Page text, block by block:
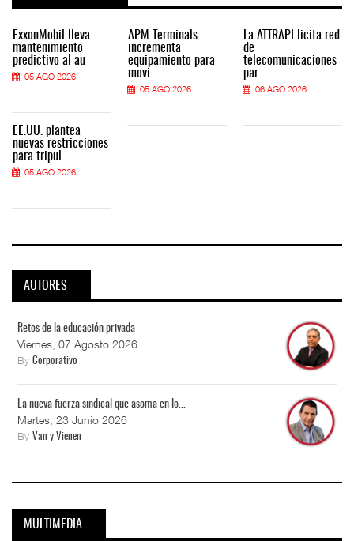
ExxonMobil lleva
mantenimiento
predictivo al au
05 AGO 2026
EE.UU. plantea
nuevas restricciones
para tripul
05 AGO 2026
APM Terminals
incrementa
equipamiento para
movi
05 AGO 2026
La ATTRAPI licita red
de
telecomunicaciones
par
06 AGO 2026
AUTORES
Retos de la educación privada
Viernes, 07 Agosto 2026
By Corporativo
La nueva fuerza sindical que asoma en lo...
Martes, 23 Junio 2026
By Van y Vienen
MULTIMEDIA